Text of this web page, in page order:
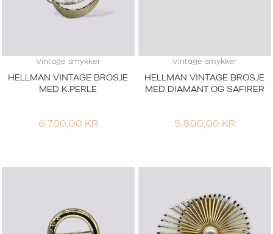
Vintage smykker
HELLMAN VINTAGE BROSJE
MED K.PERLE
6.700,00 KR
Vintage smykker
HELLMAN VINTAGE BROSJE
MED DIAMANT OG SAFIRER
5.800,00 KR